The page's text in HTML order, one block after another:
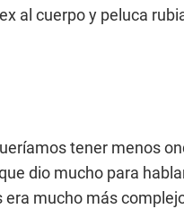
al cuerpo y peluca
tener menos
dio mucho para
mucho más